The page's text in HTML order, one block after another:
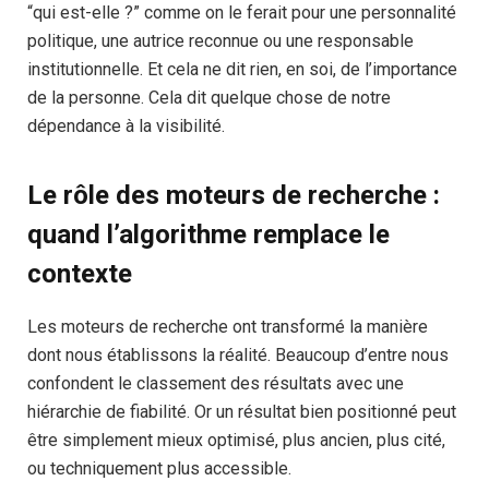
“qui est-elle ?” comme on le ferait pour une personnalité
politique, une autrice reconnue ou une responsable
institutionnelle. Et cela ne dit rien, en soi, de l’importance
de la personne. Cela dit quelque chose de notre
dépendance à la visibilité.
Le rôle des moteurs de recherche :
quand l’algorithme remplace le
contexte
Les moteurs de recherche ont transformé la manière
dont nous établissons la réalité. Beaucoup d’entre nous
confondent le classement des résultats avec une
hiérarchie de fiabilité. Or un résultat bien positionné peut
être simplement mieux optimisé, plus ancien, plus cité,
ou techniquement plus accessible.